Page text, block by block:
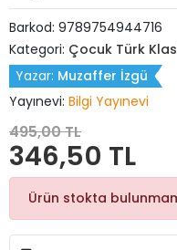
Barkod: 9789754944716
Kategori: Çocuk Türk
Yazar: Muzaffer İzgü
Yayınevi: Bilgi Yayınevi
495,00 TL
346,50 TL
Ürün stokta